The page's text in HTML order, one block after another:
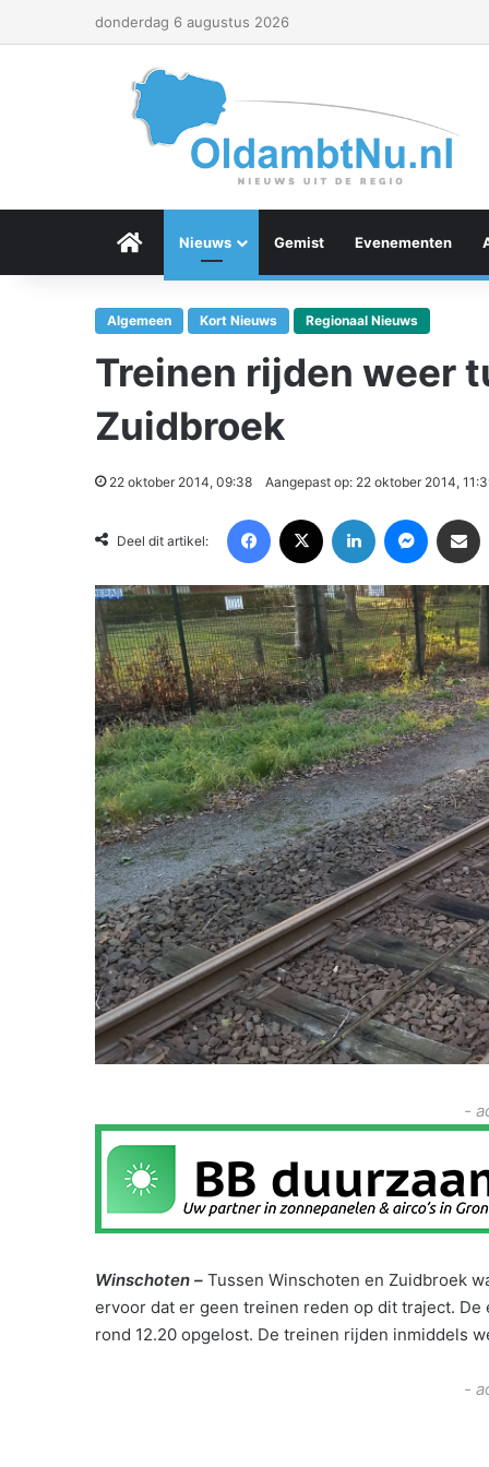
donderdag 6 augustus 2026
Menu Item
Nieuws Gemist Evenementen
Algemeen Kort Nieuws Regionaal Nieuws
Treinen rijden weer
Zuidbroek
22 oktober 2014, 09:38 Aangepast op: 22 oktober 2014,
Deel dit artikel:
-
Winschoten – Tussen Winschoten en Zuidbroek
ervoor dat er geen treinen reden op dit traject. De
rond 12.20 opgelost. De treinen rijden inmiddels
-